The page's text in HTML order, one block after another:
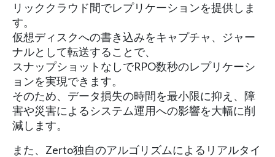
リッククラウド間でレプリケーションを提供しま
す。
仮想ディスクへの書き込みをキャプチャ、ジャー
ナルとして転送することで、
スナップショットなしでRPO数秒のレプリケーシ
ョンを実現できます。
そのため、データ損失の時間を最小限に抑え、障
害や災害によるシステム運用への影響を大幅に削
減します。
また、Zerto独自のアルゴリズムによるリアルタイ